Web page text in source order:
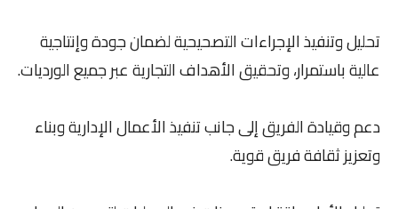
تحليل وتنفيذ الإجراءات التصحيحية لضمان جودة وإنتاجية
عالية باستمرار، وتحقيق الأهداف التجارية عبر جميع الورديات.
دعم وقيادة الفريق إلى جانب تنفيذ الأعمال الإدارية وبناء
وتعزيز ثقافة فريق قوية.